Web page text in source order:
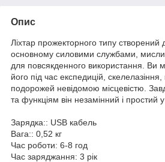
Опис
Ліхтар прожекторного типу створений
основному силовими службами,
для повсякденного використання. Ви
його під час експедицій, скелелазіння,
подорожей невідомою місцевістю.
та функціям він незамінний і простий у
Зарядка:: USB кабель
Вага:: 0,52 кг
Час роботи: 6-8 год
Час заряджання: 3 рік